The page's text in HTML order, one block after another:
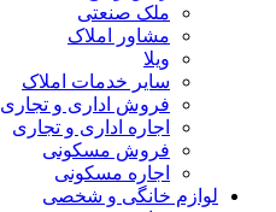
ملک صنعتی
مشاور املاک
ویلا
سایر خدمات املاک
فروش اداری و تجاری
اجاره اداری و تجاری
فروش مسکونی
اجاره مسکونی
لوازم خانگی و شخصی